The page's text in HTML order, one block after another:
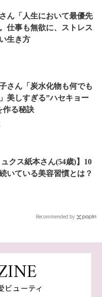
ん「人生において最優先
仕事も無欲に、ストレス
生き方
さん「炭水化物も何でも
美しすぎる”ハセキョー
作る秘訣
ュクス紙本さん(54歳)】10
いている美容習慣とは？
Recommended by
ビューティ